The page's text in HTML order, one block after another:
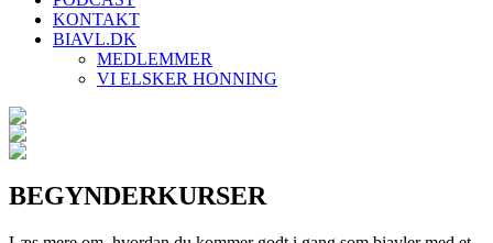
KONTAKT
BIAVL.DK
MEDLEMMER
VI ELSKER HONNING
BEGYNDERKURSER